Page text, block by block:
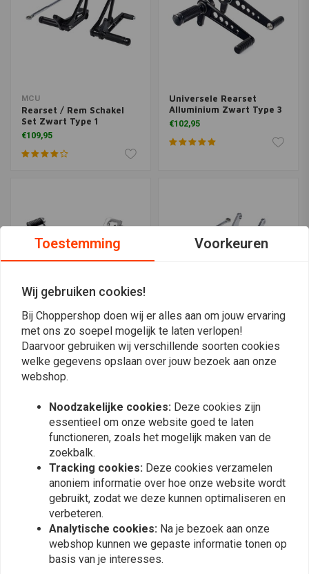
MCU
Rearset / Rem Schakel
Set Zwart Type 1
€109,95
Universele Rearset
Alluminium Zwart Type 3
€102,95
MCS
73-79 Fl-Stijl
Voetbediening
€367,84
Rearset / Rem Schakel
Set Chrome Type 2
€139,95
Toestemming Voorkeuren
Wij gebruiken cookies!
Bij Choppershop doen wij er alles aan om jouw ervaring
met ons zo soepel mogelijk te laten verlopen!
Daarvoor gebruiken wij verschillende soorten cookies
welke gegevens opslaan over jouw bezoek aan onze
webshop.
Noodzakelijke cookies: Deze cookies zijn
essentieel om onze website goed te laten
functioneren, zoals het mogelijk maken van de
zoekbalk.
Tracking cookies: Deze cookies verzamelen
anoniem informatie over hoe onze website wordt
gebruikt, zodat we deze kunnen optimaliseren en
verbeteren.
Analytische cookies: Na je bezoek aan onze
webshop kunnen we gepaste informatie tonen op
basis van je interesses.